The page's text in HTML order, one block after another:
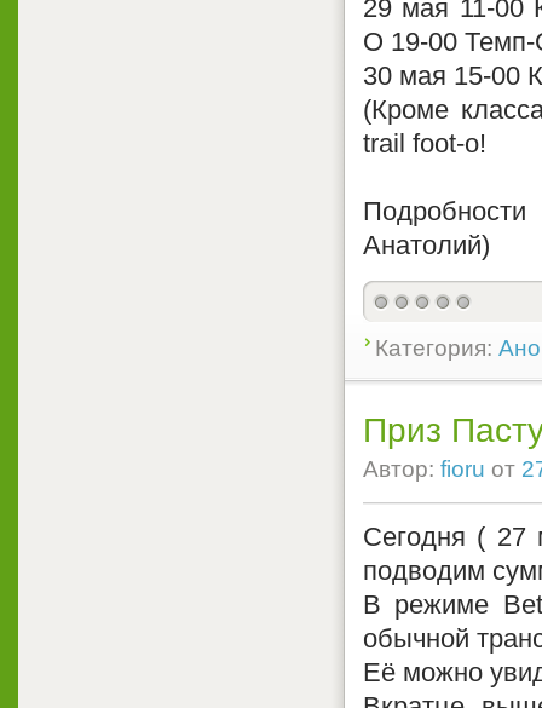
29 мая 11-00
О 19-00
30 мая 15-00
(Кроме
trail foot-o!
Анатолий)
Категория:
Приз
Автор: fioru от
Сегодня ( 27
подводим
В режиме
обычной
Её можно